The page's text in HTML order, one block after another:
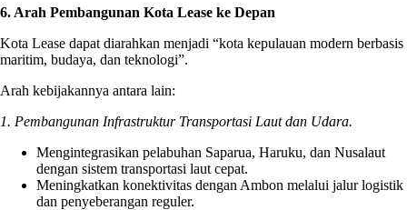
6. Arah Pembangunan Kota Lease ke Depan
Kota Lease dapat diarahkan menjadi “kota kepulauan modern berbasis
maritim, budaya, dan teknologi”.
Arah kebijakannya antara lain:
1. Pembangunan Infrastruktur Transportasi Laut dan Udara.
Mengintegrasikan pelabuhan Saparua, Haruku, dan Nusalaut
dengan sistem transportasi laut cepat.
Meningkatkan konektivitas dengan Ambon melalui jalur logistik
dan penyeberangan reguler.